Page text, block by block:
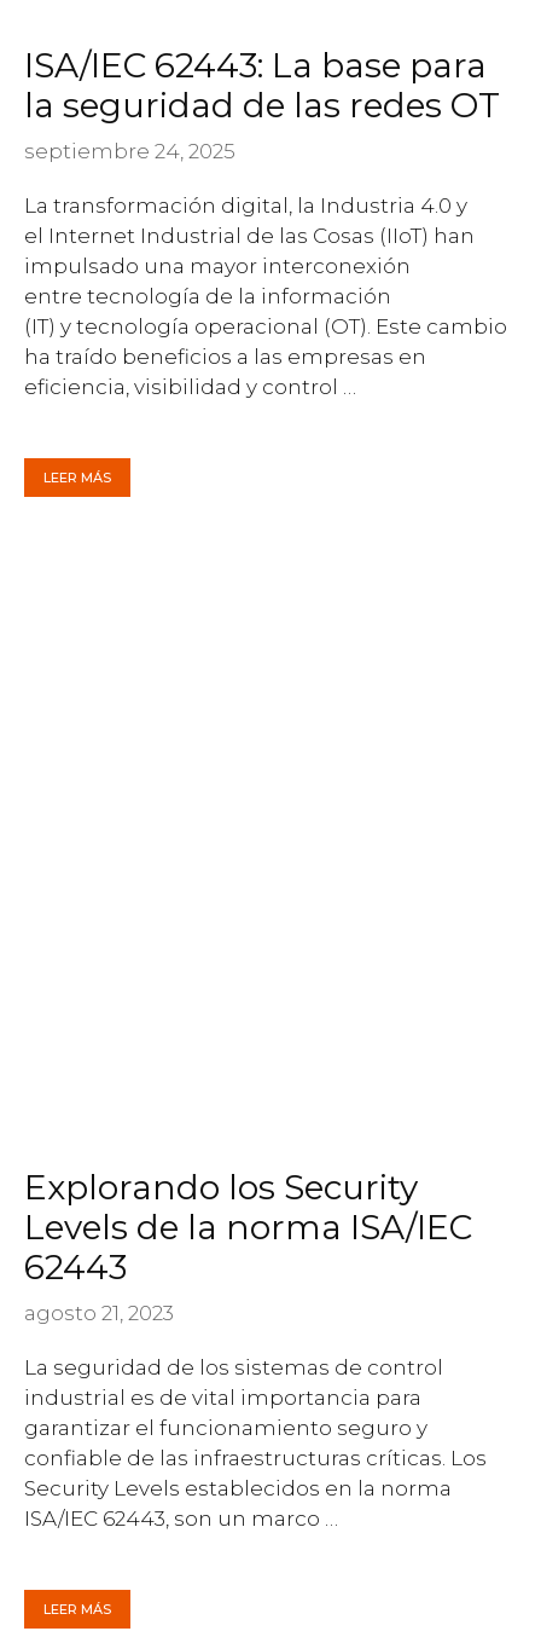
ISA/IEC 62443: La base para
la seguridad de las redes OT
septiembre 24, 2025
La transformación digital, la Industria 4.0 y
el Internet Industrial de las Cosas (IIoT) han
impulsado una mayor interconexión
entre tecnología de la información
(IT) y tecnología operacional (OT). Este cambio
ha traído beneficios a las empresas en
eficiencia, visibilidad y control …
LEER MÁS
Explorando los Security
Levels de la norma ISA/IEC
62443
agosto 21, 2023
La seguridad de los sistemas de control
industrial es de vital importancia para
garantizar el funcionamiento seguro y
confiable de las infraestructuras críticas. Los
Security Levels establecidos en la norma
ISA/IEC 62443, son un marco …
LEER MÁS